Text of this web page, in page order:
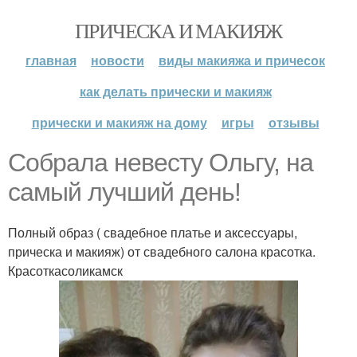
ПРИЧЕСКА И МАКИЯЖ
главная новости
виды макияжа и причесок
как делать прически и макияж
прически и макияж на дому
игры отзывы
Собрала невесту Ольгу, на
самый лучший день!
Полный образ ( свадебное платье и аксессуары,
прическа и макияж) от свадебного салона красотка.
Красоткасоликамск